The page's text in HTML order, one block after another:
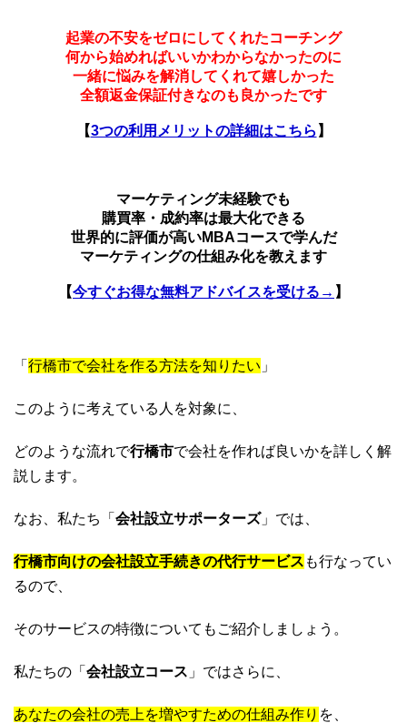
起業の不安をゼロにしてくれたコーチング
何から始めればいいかわからなかったのに
一緒に悩みを解消してくれて嬉しかった
全額返金保証付きなのも良かったです
【3つの利用メリットの詳細はこちら 】
マーケティング未経験でも
購買率・成約率は最大化できる
世界的に評価が高いMBAコースで学んだ
マーケティングの仕組み化を教えます
【今すぐお得な無料アドバイスを受ける→ 】
「 行橋市で会社を作る方法を知りたい 」
このように考えている人を対象に、
どのような流れで行橋市で会社を作れば良いかを詳しく解
説します。
なお、私たち「 会社設立サポーターズ」では、
行橋市向けの会社設立手続きの代行サービス も行なってい
るので、
そのサービスの特徴についてもご紹介しましょう。
私たちの「 会社設立コース 」ではさらに、
あなたの会社の売上を増やすための仕組み作り を、